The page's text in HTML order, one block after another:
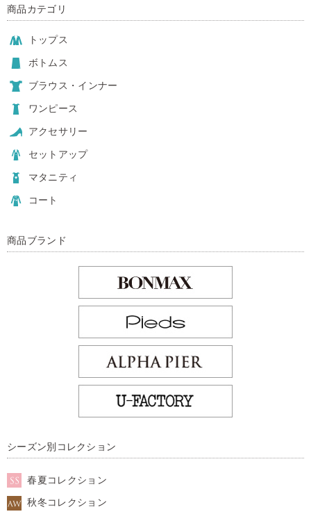
商品カテゴリ
トップス
ボトムス
ブラウス・インナー
ワンピース
アクセサリー
セットアップ
マタニティ
コート
商品ブランド
シーズン別コレクション
春夏コレクション
秋冬コレクション